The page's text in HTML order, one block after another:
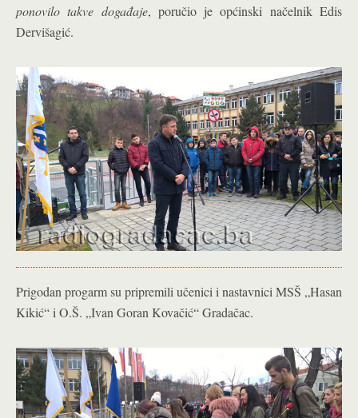
ponovilo takve događaje, poručio je općinski načelnik Edis
Dervišagić.
Prigodan progarm su pripremili učenici i nastavnici MSŠ „Hasan
Kikić“ i O.Š. „Ivan Goran Kovačić“ Gradačac.